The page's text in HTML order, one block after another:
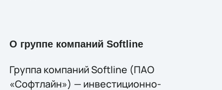
О группе компаний Softline
Группа компаний Softline (ПАО
«Софтлайн») — инвестиционно-